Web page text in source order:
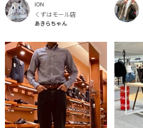
ION
くずはモール店
あきらちゃん